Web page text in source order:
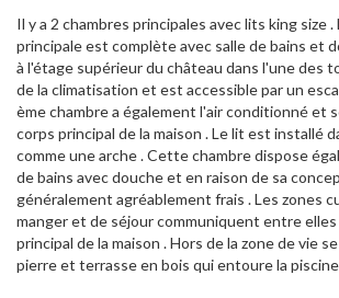
Il y a 2 chambres principales avec lits king size .
principale est complète avec salle de bains et
à l'étage supérieur du château dans l'une des
de la climatisation et est accessible par un
ème chambre a également l'air conditionné et
corps principal de la maison . Le lit est installé
comme une arche . Cette chambre dispose
de bains avec douche et en raison de sa
généralement agréablement frais . Les zones
manger et de séjour communiquent entre
principal de la maison . Hors de la zone de vie
pierre et terrasse en bois qui entoure la